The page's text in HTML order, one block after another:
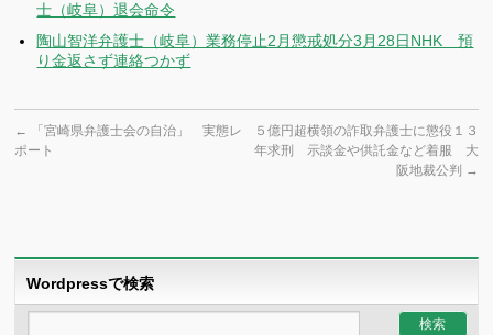
士（岐阜）退会命令
陶山智洋弁護士（岐阜）業務停止2月懲戒処分3月28日NHK 預
り金返さず連絡つかず
←
「宮崎県弁護士会の自治」 実態レ
ポート
５億円超横領の詐取弁護士に懲役１３
年求刑 示談金や供託金など着服 大
阪地裁公判 →
Wordpressで検索